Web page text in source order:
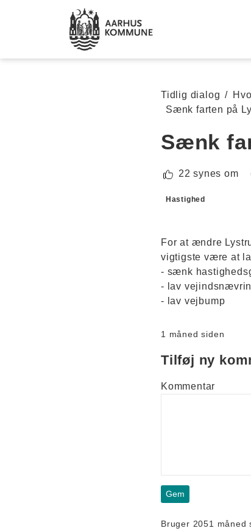
Tidlig dialog /
Sænk farten på
Sænk
22 synes om
Forslagskategorier
Hastighed
For at ændre
vigtigste være at
- sænk
- lav
- lav vejbump
1 måned siden
Tilføj ny
Kommentar
Bruger 2051 måned